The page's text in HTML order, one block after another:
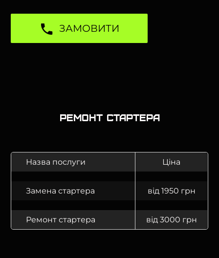
ЗАМОВИТИ
Ремонт стартера
Назва послуги Ціна
Замена стартера від 1950 грн
Ремонт стартера від 3000 грн